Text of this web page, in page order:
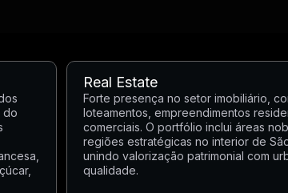
do
Real Estate
Forte presença no setor imobiliário,
loteamentos, empreendimentos
comerciais. O portfólio inclui áreas
regiões estratégicas no interior de
unindo valorização patrimonial com
qualidade.